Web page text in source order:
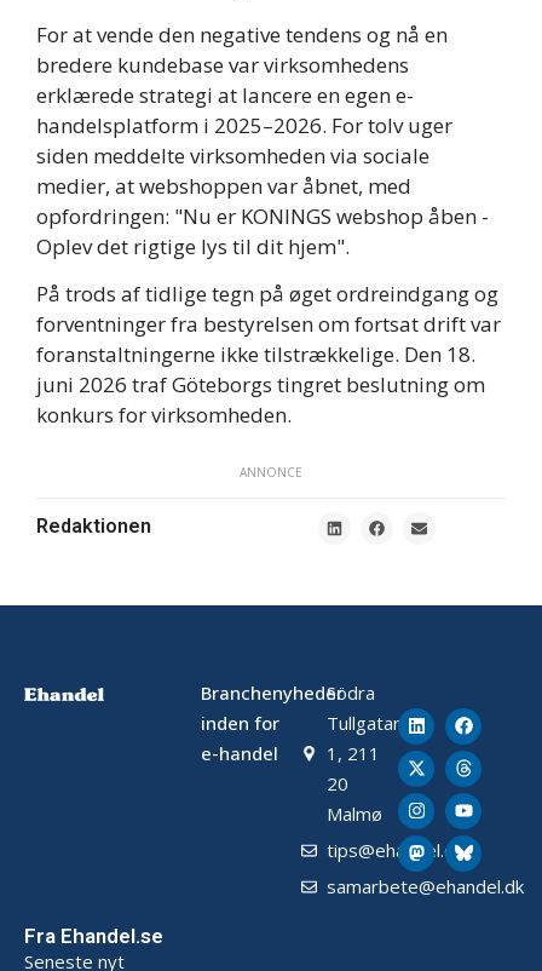
For at vende den negative tendens og nå en
bredere kundebase var virksomhedens
erklærede strategi at lancere en egen e-
handelsplatform i 2025–2026. For tolv uger
siden meddelte virksomheden via sociale
medier, at webshoppen var åbnet, med
opfordringen: "Nu er KONINGS webshop åben -
Oplev det rigtige lys til dit hjem".
På trods af tidlige tegn på øget ordreindgang og
forventninger fra bestyrelsen om fortsat drift var
foranstaltningerne ikke tilstrækkelige. Den 18.
juni 2026 traf Göteborgs tingret beslutning om
konkurs for virksomheden.
ANNONCE
Redaktionen
Branchenyheder
inden for
e-handel
Södra
Tullgatan
1, 211
20
Malmø
tips@ehandel.dk
samarbete@ehandel.dk
Fra Ehandel.se
Seneste nyt